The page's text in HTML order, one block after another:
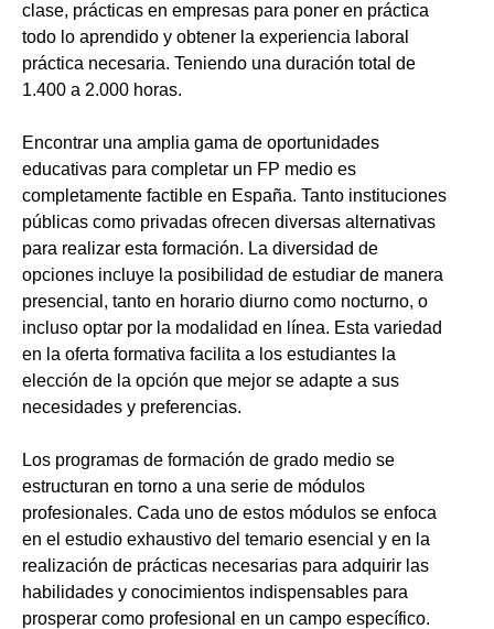
clase, prácticas en empresas para poner en práctica
todo lo aprendido y obtener la experiencia laboral
práctica necesaria. Teniendo una duración total de
1.400 a 2.000 horas.
Encontrar una amplia gama de oportunidades
educativas para completar un FP medio es
completamente factible en España. Tanto instituciones
públicas como privadas ofrecen diversas alternativas
para realizar esta formación. La diversidad de
opciones incluye la posibilidad de estudiar de manera
presencial, tanto en horario diurno como nocturno, o
incluso optar por la modalidad en línea. Esta variedad
en la oferta formativa facilita a los estudiantes la
elección de la opción que mejor se adapte a sus
necesidades y preferencias.
Los programas de formación de grado medio se
estructuran en torno a una serie de módulos
profesionales. Cada uno de estos módulos se enfoca
en el estudio exhaustivo del temario esencial y en la
realización de prácticas necesarias para adquirir las
habilidades y conocimientos indispensables para
prosperar como profesional en un campo específico.